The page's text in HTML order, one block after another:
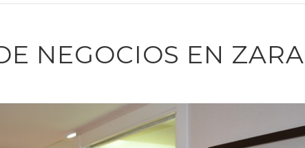
NEGOCIOS EN